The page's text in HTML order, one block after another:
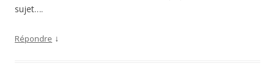
sujet….
Répondre ↓